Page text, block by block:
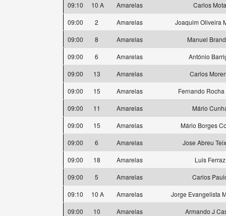
09:10
10 A Amarelas
Carlos Mota
09:00
2 Amarelas
Joaquim Oliveira
09:00
8 Amarelas
Manuel
09:00
6 Amarelas
António
09:00
13 Amarelas
Carlos
09:00
15 Amarelas
Fernando Rocha
09:00
11 Amarelas
Mário
09:00
15 Amarelas
Mário Borges
09:00
6 Amarelas
Jose Abreu
09:00
18 Amarelas
Luis Ferraz
09:00
5 Amarelas
Carlos
09:10
10 A Amarelas
Jorge Evangelista
09:00
10 Amarelas
Armando J